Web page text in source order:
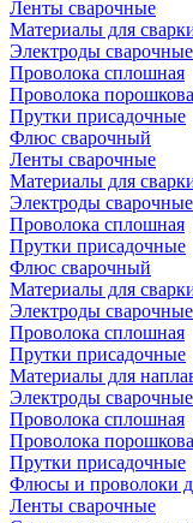
Ленты сварочные
Материалы для
Электроды сварочные
Проволока сплошная
Проволока
Прутки присадочные
Флюс сварочный
Ленты сварочные
Материалы для
Электроды сварочные
Проволока сплошная
Прутки присадочные
Флюс сварочный
Материалы для
Электроды сварочные
Проволока сплошная
Прутки присадочные
Материалы для
Электроды сварочные
Проволока сплошная
Проволока
Прутки присадочные
Флюсы и проволоки
Ленты сварочные